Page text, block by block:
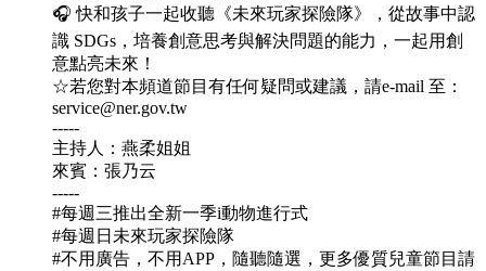
🎧 快和孩子一起收聽《未來玩家探險隊》，從故事中認
識 SDGs，培養創意思考與解決問題的能力，一起用創
意點亮未來！
☆若您對本頻道節目有任何疑問或建議，請e-mail 至：
service@ner.gov.tw
-----
主持人：燕柔姐姐
來賓：張乃云
-----
#每週三推出全新一季i動物進行式
#每週日未來玩家探險隊
#不用廣告，不用APP，隨聽隨選，更多優質兒童節目請